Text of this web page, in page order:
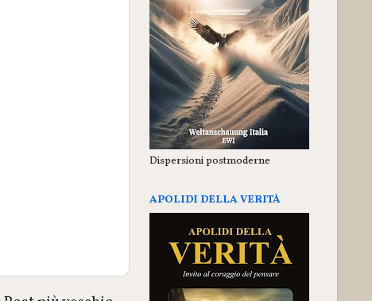
Dispersioni postmoderne
APOLIDI DELLA VERITÀ